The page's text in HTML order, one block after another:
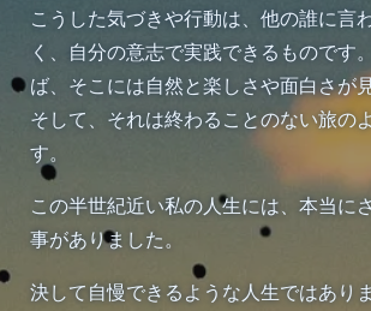
こうした気づきや行動は、他の誰に言
く、自分の意志で実践できるものです
ば、そこには自然と楽しさや面白さが
そして、それは終わることのない旅の
す。
この半世紀近い私の人生には、本当に
事がありました。
決して自慢できるような人生ではあり